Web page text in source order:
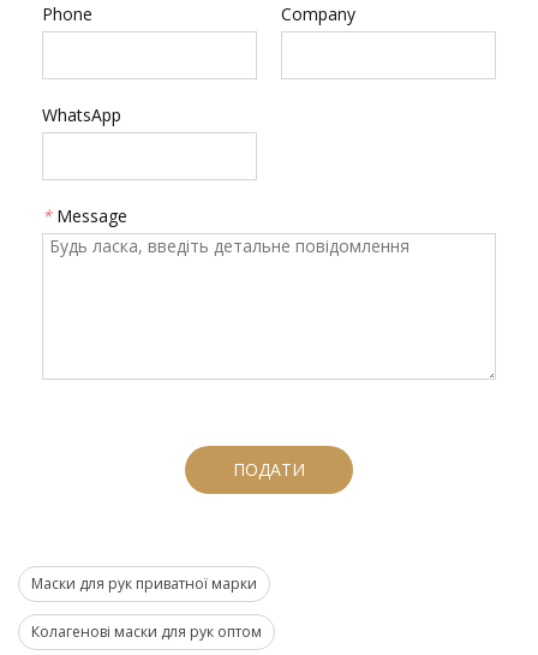
Phone Company
WhatsApp
* Message
ПОДАТИ
Маски для рук приватної марки
Колагенові маски для рук оптом